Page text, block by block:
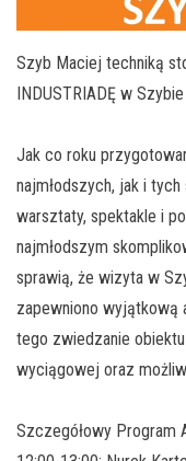
Szyb Maciej techniką
INDUSTRIADĘ w
Jak co roku
najmłodszych, jak i
warsztaty, spektakle i
najmłodszym
sprawią, że wizyta w
zapewniono wyjątkową
tego zwiedzanie
wyciągowej oraz
Szczegółowy Program